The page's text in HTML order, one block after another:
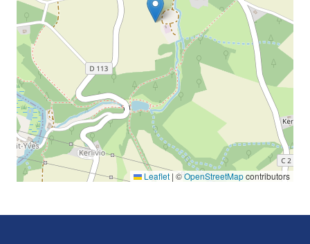
Leaflet | ©OpenStreetMapcontributors